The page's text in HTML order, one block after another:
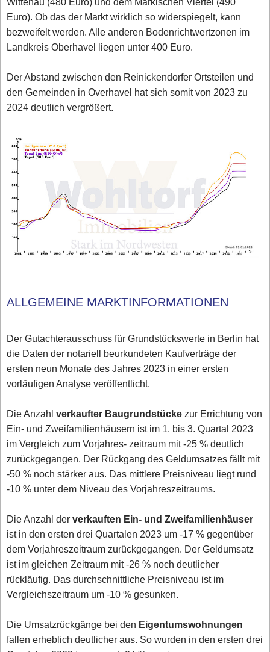
Euro). Ob das der Markt wirklich so widerspiegelt, kann
bezweifelt werden. Alle anderen Bodenrichtwertzonen im
Landkreis Oberhavel liegen unter 400 Euro.
Der Abstand zwischen den Reinickendorfer Ortsteilen und
den Gemeinden in Overhavel hat sich somit von 2023 zu
2024 deutlich vergrößert.
ALLGEMEINE MARKTINFORMATIONEN
Der Gutachterausschuss für Grundstückswerte in Berlin hat
die Daten der notariell beurkundeten Kaufverträge der
ersten neun Monate des Jahres 2023 in einer ersten
vorläufigen Analyse veröffentlicht.
Die Anzahlverkaufter Baugrundstückezur Errichtung von
Ein- und Zweifamilienhäusern ist im 1. bis 3. Quartal 2023
im Vergleich zum Vorjahres- zeitraum mit -25 % deutlich
zurückgegangen. Der Rückgang des Geldumsatzes fällt mit
-50 % noch stärker aus. Das mittlere Preisniveau liegt rund
-10 % unter dem Niveau des Vorjahreszeitraums.
Die Anzahl derverkauften Ein- und Zweifamilienhäuser
ist in den ersten drei Quartalen 2023 um -17 % gegenüber
dem Vorjahreszeitraum zurückgegangen. Der Geldumsatz
ist im gleichen Zeitraum mit -26 % noch deutlicher
rückläufig. Das durchschnittliche Preisniveau ist im
Vergleichszeitraum um -10 % gesunken.
Die Umsatzrückgänge bei den Eigentumswohnungen
fallen erheblich deutlicher aus. So wurden in den ersten drei